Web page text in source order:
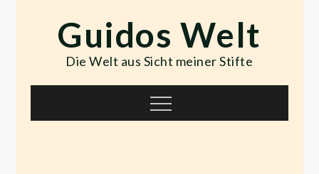
contentGuidos Welt
Die Welt aus Sicht meiner Stifte
Menu